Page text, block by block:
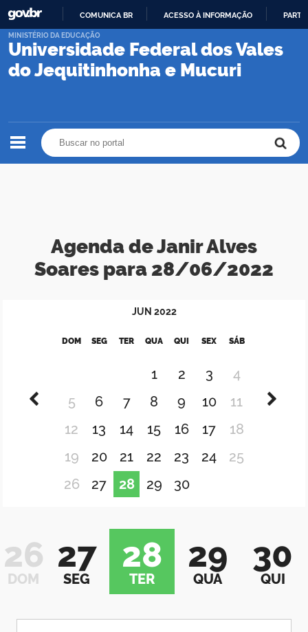
PARA
CONTEÚDO
COMUNICA BR ACESSO À INFORMAÇÃO
Universidade Federal dos Vales
do Jequitinhonha e Mucuri
MINISTÉRIO DA EDUCAÇÃO
Agenda de Janir Alves
Soares para 28/06/2022
JUN 2022
DOM SEG TER QUA QUI SEX SÁB
1 2 3
4
5
6 7 8 9 10
11
12
13 14 15 16 17
18
19
20 21 22 23 24
25
26
27 28 29 30
26
DOM
27
SEG
28
TER
29
QUA
30
QUI